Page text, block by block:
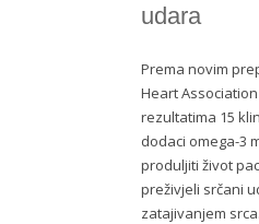
udara
Prema novim
Heart
rezultatima 15
dodaci omega-3
produljiti život
preživjeli srčani
zatajivanjem